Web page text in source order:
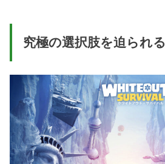
究極の選択肢を迫られる